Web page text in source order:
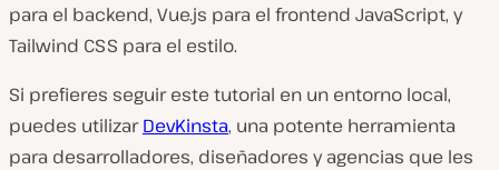
para el backend, Vue.js para el frontend JavaScript, y
Tailwind CSS para el estilo.
Si prefieres seguir este tutorial en un entorno local,
puedes utilizarDevKinsta, una potente herramienta
para desarrolladores, diseñadores y agencias que les